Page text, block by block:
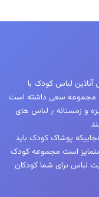
فروش آنلاین لباس کودک با
مجموعه سعی داشته است
تمام نیازهای کودکان شما را اعم از لباس های پاییزه و زمستانه ٫ لباس های
از آنجاییکه پوشاک کودک باید
متمایز است مجموعه کودک
لباس برای شما کودکان